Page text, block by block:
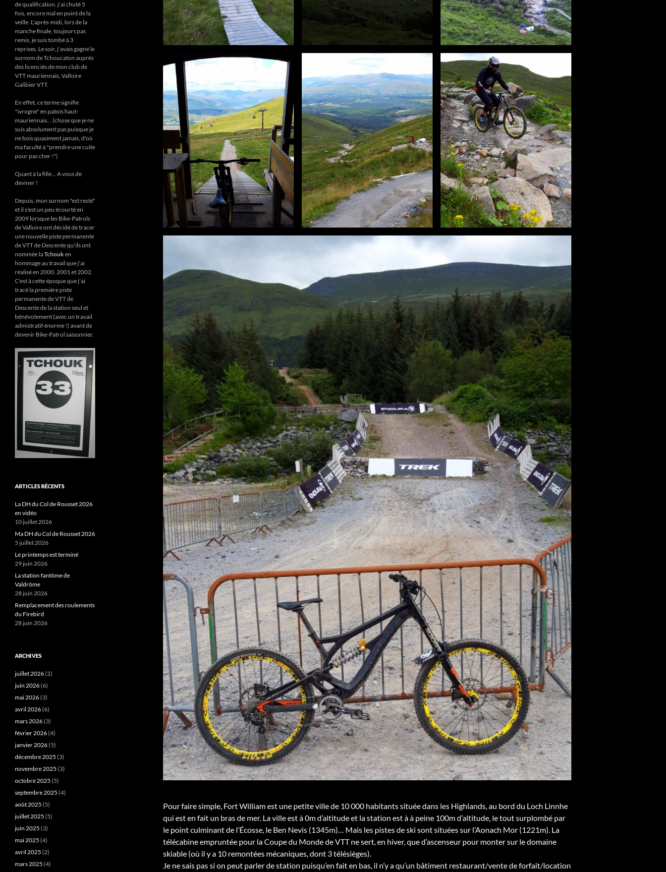
Pour faire simple, Fort William est une petite ville de 10 000 habitants située dans les Highlands, au bord du Loch Linnhe
qui est en fait un bras de mer. La ville est à 0m d’altitude et la station est à à peine 100m d’altitude, le tout surplombé par
le point culminant de l’Écosse, le Ben Nevis (1345m)… Mais les pistes de ski sont situées sur l’Aonach Mor (1221m). La
télécabine empruntée pour la Coupe du Monde de VTT ne sert, en hiver, que d’ascenseur pour monter sur le domaine
skiable (où il y a 10 remontées mécaniques, dont 3 télésièges).
Je ne sais pas si on peut parler de station puisqu’en fait en bas, il n’y a qu’un bâtiment restaurant/vente de forfait/location
de qualification, j'ai chuté 5
fois, encore mal en point de la
veille. L'après-midi, lors de la
manche finale, toujours pas
remis, je suis tombé à 3
reprises. Le soir, j'avais gagné le
surnom de Tchoucaton auprès
des licenciés de mon club de
VTT mauriennais, Valloire
Galibier VTT.
En effet, ce terme signifie
"ivrogne" en patois haut-
mauriennais... (chose que je ne
suis absolument pas puisque je
ne bois quasiment jamais, d'où
ma faculté à "prendre une cuite
pour pas cher !")
Quant à la fille... A vous de
deviner !
Depuis, mon surnom "est resté"
et il s'est un peu écourté en
2009 lorsque les Bike-Patrols
de Valloire ont décidé de tracer
une nouvelle piste permanente
de VTT de Descente qu'ils ont
nommée laTchouken
hommage au travail que j'ai
réalisé en 2000, 2001 et 2002.
C'est à cette époque que j'ai
tracé la première piste
permanente de VTT de
Descente de la station seul et
bénévolement (avec un travail
admistratif énorme !) avant de
devenir Bike-Patrol saisonnier.
ARTICLES RÉCENTS
La DH du Col de Rousset 2026
en vidéo
10 juillet 2026
Ma DH du Col de Rousset 2026
5 juillet 2026
Le printemps est terminé
29 juin 2026
La station fantôme de
Valdrôme
28 juin 2026
Remplacement des roulements
du Firebird
28 juin 2026
ARCHIVES
juillet 2026(2)
juin 2026(6)
mai 2026(3)
avril 2026(6)
mars 2026(3)
février 2026(4)
janvier 2026(5)
décembre 2025 (3)
novembre 2025 (3)
octobre 2025 (5)
septembre 2025 (4)
août 2025 (5)
juillet 2025 (5)
juin 2025 (3)
mai 2025 (4)
avril 2025 (2)
mars 2025 (4)